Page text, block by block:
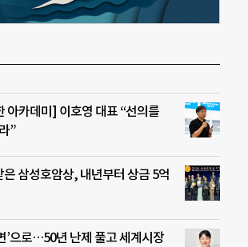
아카데미] 이호영 대표 “선의를
”
삼성호암상, 내년부터 상금 5억
’으로…50년 난제 풀고 세계시장